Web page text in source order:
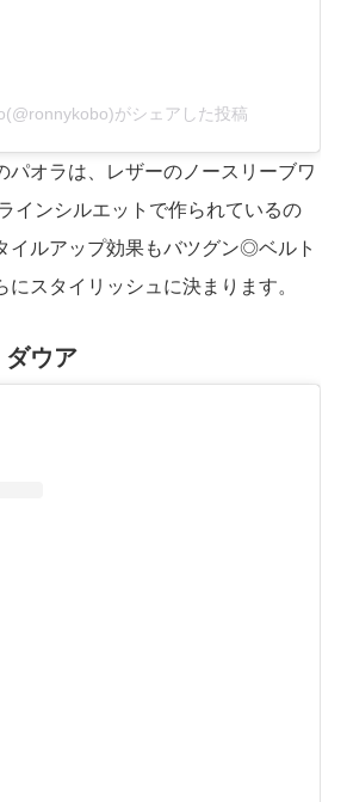
がシェアした投稿
パオラは、レザーのノースリーブワ
インシルエットで作られているの
イルアップ効果もバツグン◎ベルト
にスタイリッシュに決まります。
ダウア